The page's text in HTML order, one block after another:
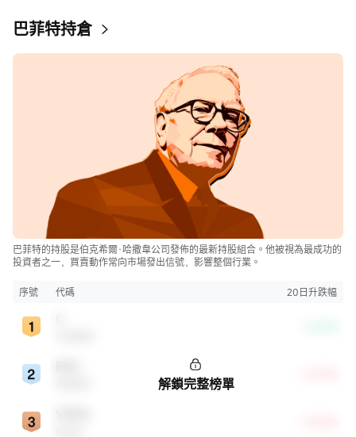
巴菲特持倉
巴菲特的持股是伯克希爾·哈撒韋公司發佈的最新持股組合。他被視為最成功的
投資者之一，買賣動作常向市場發出信號，影響整個行業。
序號 代碼 20日升跌幅
解鎖完整榜單